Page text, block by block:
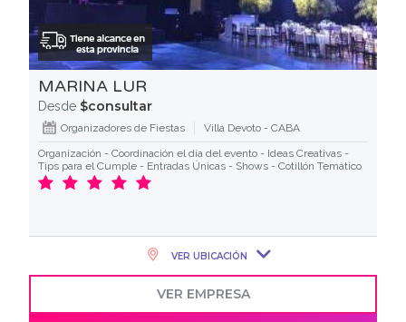
MARINA LUR
Desde $consultar
Organizadores de Fiestas
Villa Devoto - CABA
Organización - Coordinación el día del evento - Ideas Creativas -
Tips para el Cumple - Entradas Únicas - Shows - Cotillón Temático
VER UBICACIÓN
VER EMPRESA